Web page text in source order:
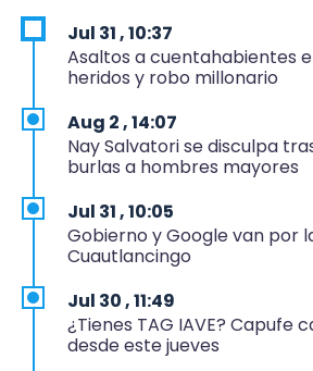
6:48
Detienen a 4 que asaltaron
Centro Histórico:
22:09
México Sub-20 aplasta a
boleto al Mundial 2027
21:33
Mora vale más que Messi en
Se acerca la justicia para
sería sentenciado en un mes
Jul 31 , 10:37
Asaltos a cuentahabientes
heridos y robo millonario
Aug 2 , 14:07
Nay Salvatori se disculpa
burlas a hombres mayores
Jul 31 , 10:05
Gobierno y Google van por
Cuautlancingo
Jul 30 , 11:49
¿Tienes TAG IAVE? Capufe
desde este jueves